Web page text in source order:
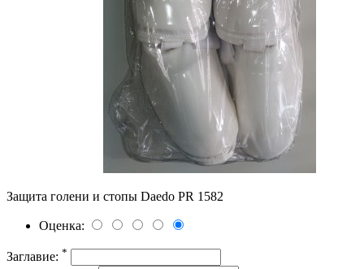
Защита голени и стопы Daedo PR 1582
Оценка:
Заглавие: *